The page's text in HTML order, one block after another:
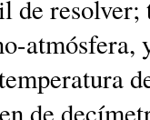
resolver;
de